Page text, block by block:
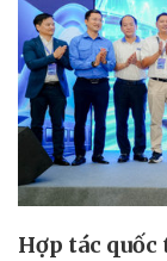
Hợp tác